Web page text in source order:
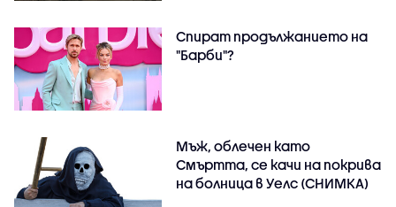
Спират продължанието на
"Барби"?
Мъж, облечен като
Смъртта, се качи на покрива
на болница в Уелс (СНИМКА)